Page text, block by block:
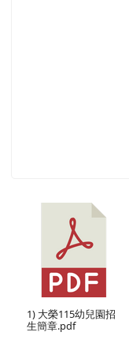
1) 大榮115幼兒園招
生簡章.pdf